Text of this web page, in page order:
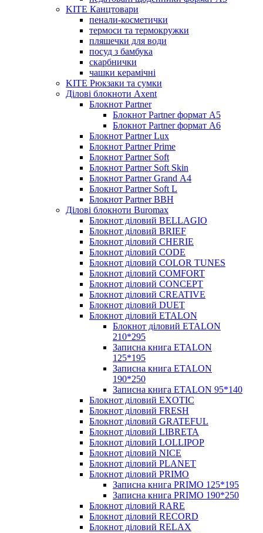
KITE Канцтовари
пенали-косметички
термоси та термокружки
пляшечки для води
посуд з бамбука
скарбнички
чашки керамічні
KITE Рюкзаки та сумки
Ділові блокноти Axent
Блокнот Partner
Блокнот Partner формат А5
Блокнот Partner формат А6
Блокнот Partner Lux
Блокнот Partner Prime
Блокнот Partner Soft
Блокнот Partner Soft Skin
Блокнот Partner Grand А4
Блокнот Partner Soft L
Блокнот Partner BBH
Ділові блокноти Buromax
Блокнот діловий BELLAGIO
Блокнот діловий BRIEF
Блокнот діловий CHERIE
Блокнот діловий CODE
Блокнот діловий COLOR TUNES
Блокнот діловий COMFORT
Блокнот діловий CONCEPT
Блокнот діловий CREATIVE
Блокнот діловий DUET
Блокнот діловий ETALON
Блокнот діловий ETALON
210*295
Записна книга ETALON
125*195
Записна книга ETALON
190*250
Записна книга ETALON 95*140
Блокнот діловий EXOTIC
Блокнот діловий FRESH
Блокнот діловий GRATEFUL
Блокнот діловий LIBRETA
Блокнот діловий LOLLIPOP
Блокнот діловий NICE
Блокнот діловий PLANET
Блокнот діловий PRIMO
Записна книга PRIMO 125*195
Записна книга PRIMO 190*250
Блокнот діловий RARE
Блокнот діловий RECORD
Блокнот діловий RELAX